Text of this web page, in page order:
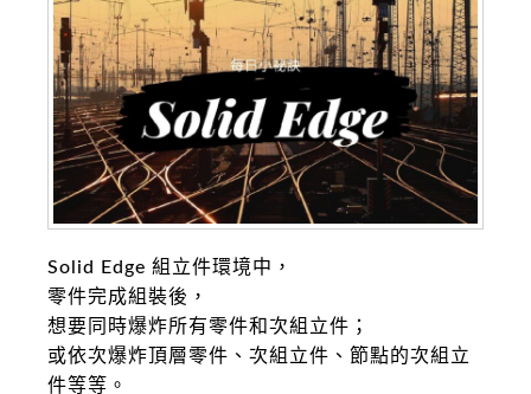
Solid Edge 組立件環境中，
零件完成組裝後，
想要同時爆炸所有零件和次組立件；
或依次爆炸頂層零件、次組立件、節點的次組立
件等等。